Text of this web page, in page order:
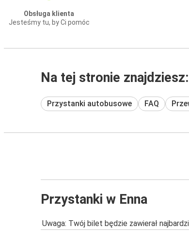
Obsługa klienta
Jesteśmy tu, by Ci pomóc
Na tej stronie znajdziesz:
Przystanki autobusowe FAQ
Przystanki w Enna
Uwaga: Twój bilet będzie zawierał